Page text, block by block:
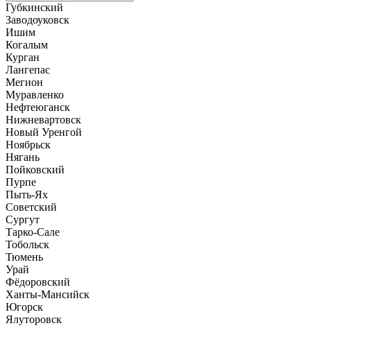
Губкинский
Заводоуковск
Ишим
Когалым
Курган
Лангепас
Мегион
Муравленко
Нефтеюганск
Нижневартовск
Новый Уренгой
Ноябрьск
Нягань
Пойковский
Пурпе
Пыть-Ях
Советский
Сургут
Тарко-Сале
Тобольск
Тюмень
Урай
Фёдоровский
Ханты-Мансийск
Югорск
Ялуторовск